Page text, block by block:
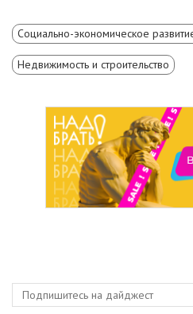
Социально-экономическое
Недвижимость и строительство